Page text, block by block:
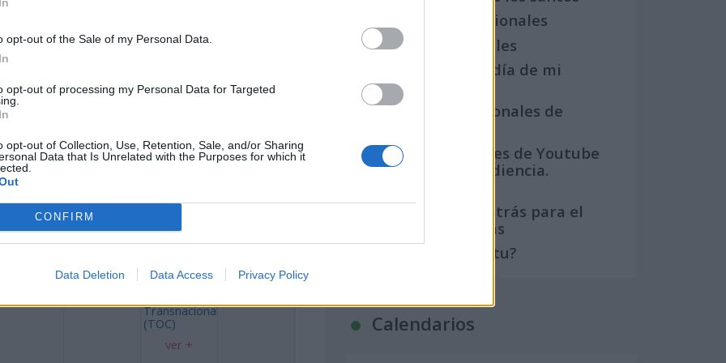
opt-out of the Sale of my Personal Data.
opt-out of processing my Personal Data for Targeted
opt-out of Collection, Use, Retention, Sale, and/or Sharing
Data that Is Unrelated with the Purposes for which it
CONFIRM
Data Deletion Data Access Privacy Policy
conflictos
de la
en
Américas
ver +
Mundial
la
la Dieta
ver +
Día Mundial
de la
Internacional
contra el
tráfico ilícito
de Bienes
ver +
Día Mundial
sin Alcohol
para la
la Lucha
contra todas
de
Transnacional
(TOC)
ver +
Día
Internacional
Internacional
Semanas Internacionales
Años Internacionales
Qué se celebra el día de mi
cumpleaños
Eventos internacionales de
Los mejores canales de Youtube
según nuestra audiencia.
Crea una cuenta atrás para el
evento que quieras
¿Qué día crearías tu?
Calendarios